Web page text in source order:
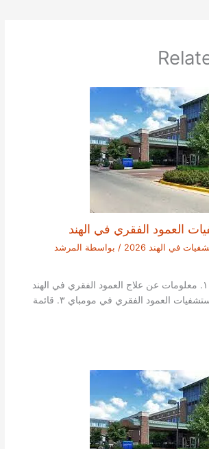
العمود الفقري في الهند
في الهند 2026 / بواسطة المرشد
جدول المحتويات: ١. معلومات عن علاج العمود الفقري في الهند
٢. قائمة افضل مستشفيات العمود الفقري في مومباي ٣. قائمة